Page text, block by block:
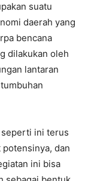
suatu
daerah yang
bencana
dilakukan oleh
lantaran
seperti ini terus
dan
ini bisa